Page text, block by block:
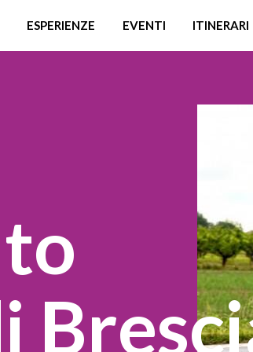
ESPERIENZE EVENTI ITINERARI